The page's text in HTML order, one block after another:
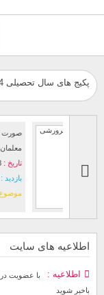
پکیج های سال تحصیلی 1404-1405
اطلاعیه های سایت
اطلاعیه
با عضویت در
باخبر شوید